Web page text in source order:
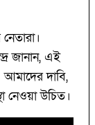
জানান, এই
দাবি,
নেওয়া উচিত।